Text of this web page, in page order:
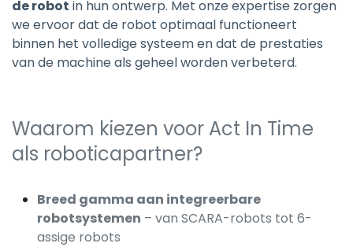
de robot in hun ontwerp. Met onze expertise zorgen
we ervoor dat de robot optimaal functioneert
binnen het volledige systeem en dat de prestaties
van de machine als geheel worden verbeterd.
Waarom kiezen voor Act In Time
als roboticapartner?
Breed gamma aan integreerbare
robotsystemen – van SCARA-robots tot 6-
assige robots